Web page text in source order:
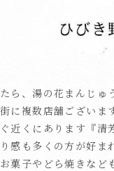
ら、湯の花まんじゅ
に複数店舗ございます
近くにあります『清
感も多くの方が好ま
菓子やどら焼きなど